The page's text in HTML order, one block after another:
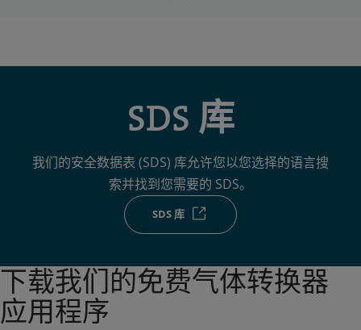
SDS 库
我们的安全数据表 (SDS) 库允许您以您选择的语言搜
索并找到您需要的 SDS。
SDS 库
下载我们的免费气体转换器
应用程序